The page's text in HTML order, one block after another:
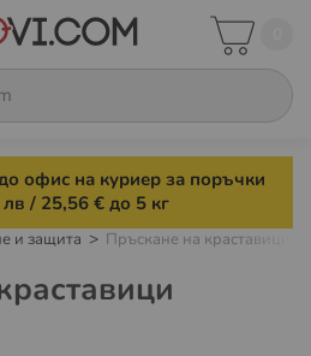
офис на куриер за поръчки
/ 25,56 € до 5 кг
и защита Пръскане на краставици